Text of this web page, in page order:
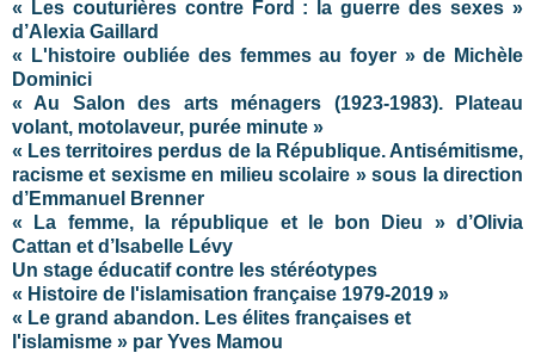
« Les couturières contre Ford : la guerre des sexes »
d’Alexia Gaillard
« L'histoire oubliée des femmes au foyer » de Michèle
Dominici
« Au Salon des arts ménagers (1923-1983). Plateau
volant, motolaveur, purée minute »
« Les territoires perdus de la République. Antisémitisme,
racisme et sexisme en milieu scolaire » sous la direction
d’Emmanuel Brenner
« La femme, la république et le bon Dieu » d’Olivia
Cattan et d’Isabelle Lévy
Un stage éducatif contre les stéréotypes
« Histoire de l'islamisation française 1979-2019 »
« Le grand abandon. Les élites françaises et
l'islamisme » par Yves Mamou